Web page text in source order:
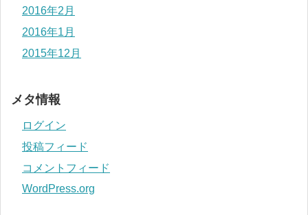
2016年2月
2016年1月
2015年12月
メタ情報
ログイン
投稿フィード
コメントフィード
WordPress.org